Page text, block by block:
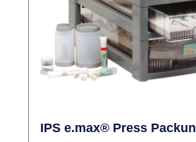
IPS e.max® Press